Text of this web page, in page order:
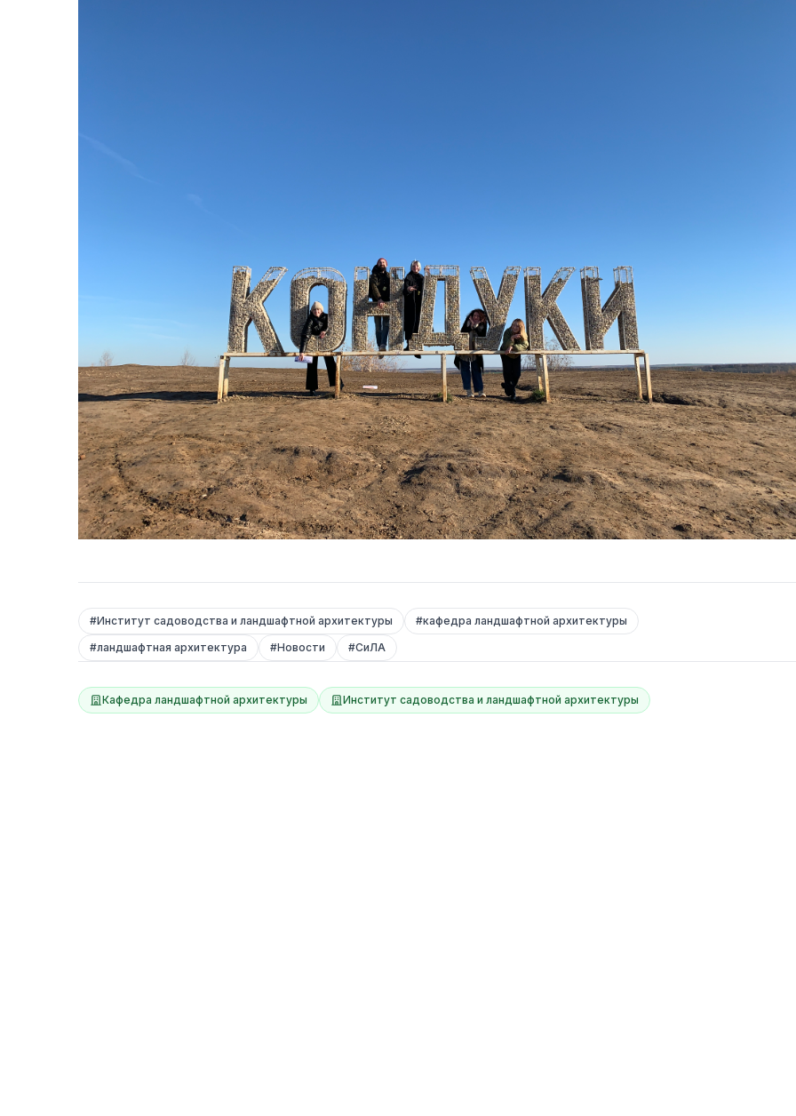
#Институт садоводства и ландшафтной архитектуры #кафедра ландшафтной архитектуры
#ландшафтная архитектура #Новости #СиЛА
Кафедра ландшафтной архитектуры Институт садоводства и ландшафтной архитектуры